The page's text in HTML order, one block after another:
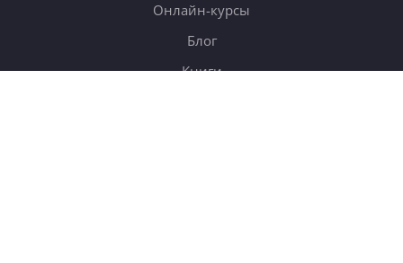
Онлайн-курсы
Блог
Книги